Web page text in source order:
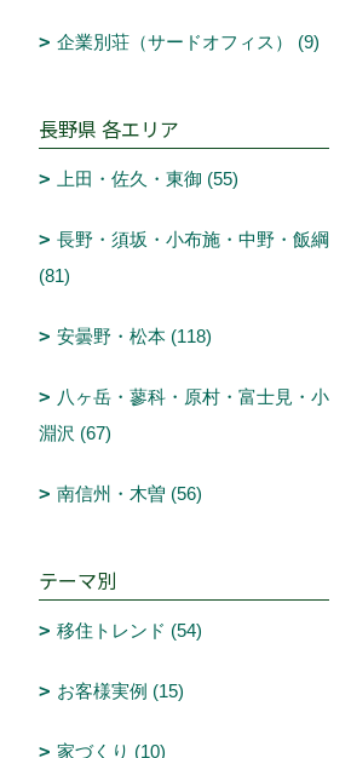
企業別荘（サードオフィス） (9)
長野県 各エリア
上田・佐久・東御 (55)
長野・須坂・小布施・中野・飯綱
(81)
安曇野・松本 (118)
八ヶ岳・蓼科・原村・富士見・小
淵沢 (67)
南信州・木曽 (56)
テーマ別
移住トレンド (54)
お客様実例 (15)
家づくり (10)